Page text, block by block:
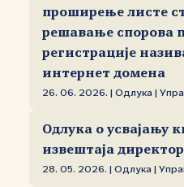
проширење листе
решавање спорова
регистрације
интернет домена
26. 06. 2026. | Одлука |
Одлука о усвајању
извештаја
28. 05. 2026. | Одлука |